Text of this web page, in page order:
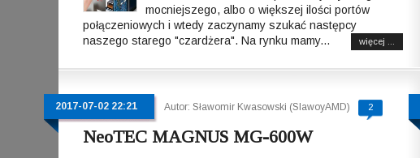
mocniejszego, albo o większej ilości portów
połączeniowych i wtedy zaczynamy szukać następcy
naszego starego "czardżera". Na rynku mamy...
więcej ...
2017-07-02 22:21 Autor: Sławomir Kwasowski (SlawoyAMD) 2
NeoTEC MAGNUS MG-600W